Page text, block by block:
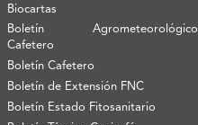
Biocartas
Boletín Agrometeorológico
Cafetero
Boletín Cafetero
Boletín de Extensión FNC
Boletín Estado Fitosanitario